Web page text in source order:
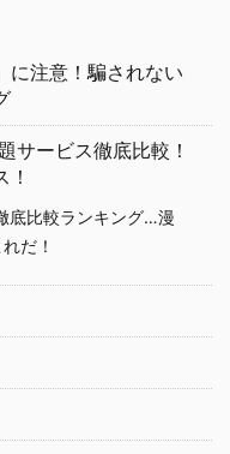
に注意！騙されない
サービス徹底比較！
底比較ランキング…漫
だ！